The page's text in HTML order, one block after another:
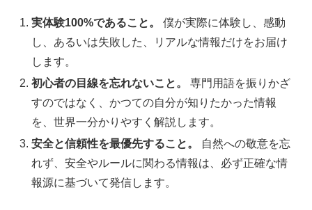
実体験100%であること。
僕が実際に体験し、感動
し、あるいは失敗した、リアルな情報だけをお届け
します。
初心者の目線を忘れないこと。
専門用語を振りかざ
すのではなく、かつての自分が知りたかった情報
を、世界一分かりやすく解説します。
安全と信頼性を最優先すること。
自然への敬意を忘
れず、安全やルールに関わる情報は、必ず正確な情
報源に基づいて発信します。